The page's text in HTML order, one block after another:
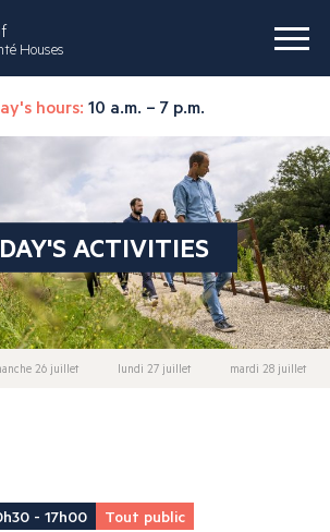
Houses
hours: 10 a.m. – 7 p.m.
ACTIVITIES
26 juillet lundi 27 juillet mardi 28 juillet
- 17h00 Tout public